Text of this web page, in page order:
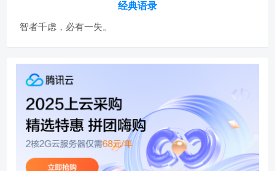
经典语录
智者千虑，必有一失。